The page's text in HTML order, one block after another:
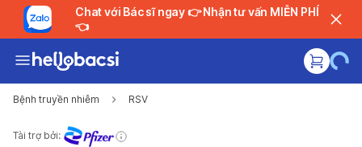
Chat với Bác sĩ ngay 👉 Nhận tư vấn MIỄN PHÍ
👈
Bệnh truyền nhiễm RSV
Tài trợ bởi: